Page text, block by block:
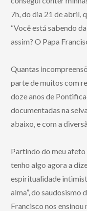
7h, do dia 21 de abril,
“Você está sabendo
assim? O Papa
Quantas
parte de muitos com
doze anos de
documentadas na
abaixo, e com a
Partindo do meu afeto
tenho algo agora a
espiritualidade
alma”, do saudosismo
Francisco nos